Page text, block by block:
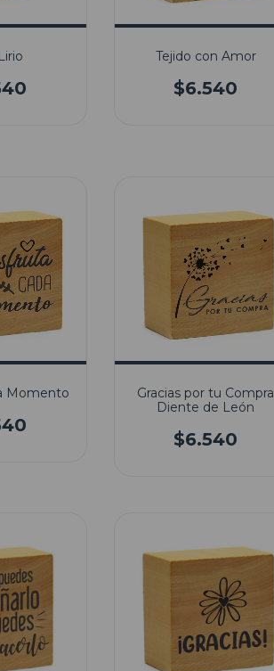
Tejido con Amor
$6.540
Momento
Gracias por tu Compra
Diente de León
$6.540